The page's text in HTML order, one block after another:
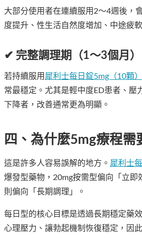
大部分使用者在連續服用2～4週後，
度提升、性生活自然度增加、中途疲
✔ 完整調理期（1～3個月）
若持續服用 犀利士每日錠5mg（10顆）
常最穩定。尤其是輕中度ED患者、壓
下降者，改善通常更為明顯。
四、為什麼5mg療程需
這是許多人容易誤解的地方。 犀利士
爆發型藥物，20mg按需型偏向「立即
則偏向「長期調理」。
每日型的核心目標是透過長期穩定藥
心理壓力、讓勃起機制恢復穩定，因